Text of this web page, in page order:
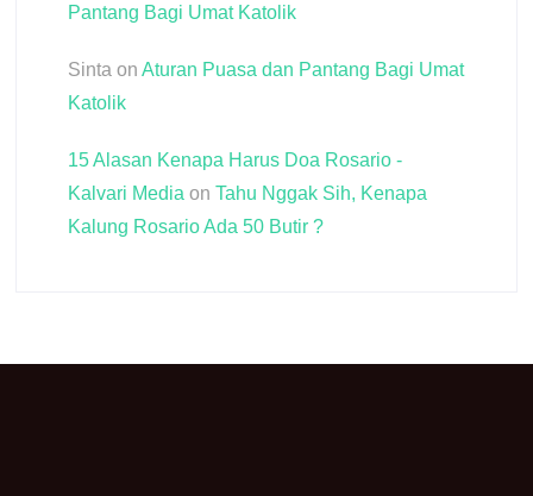
Pantang Bagi Umat Katolik
Sinta on Aturan Puasa dan Pantang Bagi Umat
Katolik
15 Alasan Kenapa Harus Doa Rosario -
Kalvari Media on Tahu Nggak Sih, Kenapa
Kalung Rosario Ada 50 Butir ?